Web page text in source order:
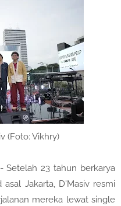
(Foto: Vikhry)
Setelah 23 tahun berkarya
Jakarta, D'Masiv resmi
mereka lewat single